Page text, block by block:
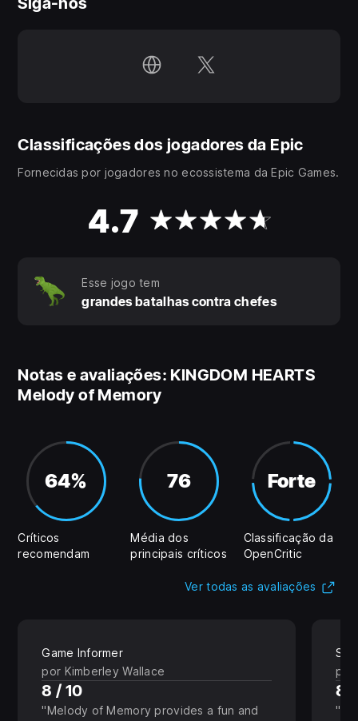
Classificações dos jogadores da Epic
Fornecidas por jogadores no ecossistema da Epic Games.
4.7
Esse jogo tem
grandes batalhas contra chefes
Notas e avaliações: KINGDOM HEARTS
Melody of Memory
64%
Críticos
recomendam
76
Média dos
principais críticos
Forte
Classificação da
OpenCritic
Ver todas as avaliações
Game Informer
por Kimberley Wallace
8 / 10
Melody of Memory provides a fun and
por
8 /